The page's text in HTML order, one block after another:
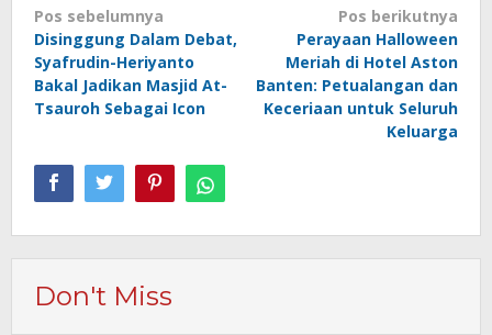
Navigasi
pos
Pos sebelumnya
Disinggung Dalam Debat,
Syafrudin-Heriyanto
Bakal Jadikan Masjid At-
Tsauroh Sebagai Icon
Pos berikutnya
Perayaan Halloween
Meriah di Hotel Aston
Banten: Petualangan dan
Keceriaan untuk Seluruh
Keluarga
Don't Miss